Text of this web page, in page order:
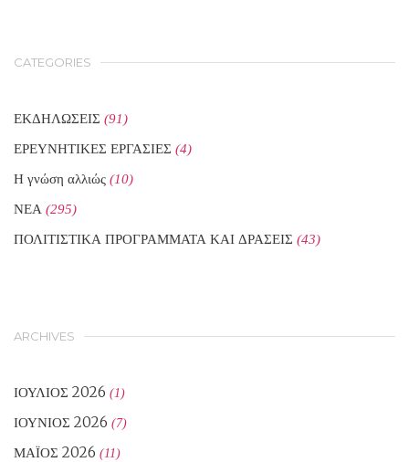
CATEGORIES
ΕΚΔΗΛΩΣΕΙΣ (91)
ΕΡΕΥΝΗΤΙΚΕΣ ΕΡΓΑΣΙΕΣ (4)
Η γνώση αλλιώς (10)
ΝΕΑ (295)
ΠΟΛΙΤΙΣΤΙΚΑ ΠΡΟΓΡΑΜΜΑΤΑ ΚΑΙ ΔΡΑΣΕΙΣ (43)
ARCHIVES
ΙΟΎΛΙΟΣ 2026 (1)
ΙΟΎΝΙΟΣ 2026 (7)
ΜΆΙΟΣ 2026 (11)